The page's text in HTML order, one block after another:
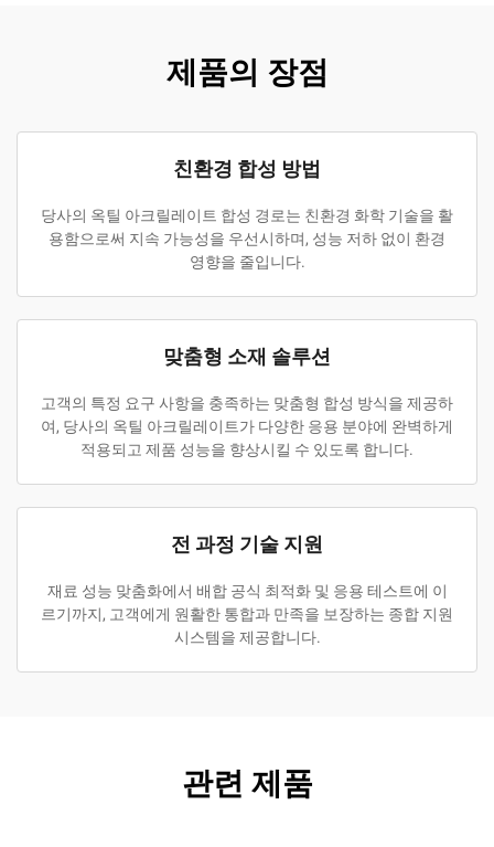
제품의 장점
친환경 합성 방법
당사의 옥틸 아크릴레이트 합성 경로는 친환경 화학 기술을 활
용함으로써 지속 가능성을 우선시하며, 성능 저하 없이 환경
영향을 줄입니다.
맞춤형 소재 솔루션
고객의 특정 요구 사항을 충족하는 맞춤형 합성 방식을 제공하
여, 당사의 옥틸 아크릴레이트가 다양한 응용 분야에 완벽하게
적용되고 제품 성능을 향상시킬 수 있도록 합니다.
전 과정 기술 지원
재료 성능 맞춤화에서 배합 공식 최적화 및 응용 테스트에 이
르기까지, 고객에게 원활한 통합과 만족을 보장하는 종합 지원
시스템을 제공합니다.
관련 제품